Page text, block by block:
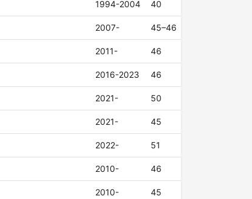
1994-2004 40
2007- 45–46
2011- 46
2016-2023 46
2021- 50
2021- 45
2022- 51
2010- 46
2010- 45